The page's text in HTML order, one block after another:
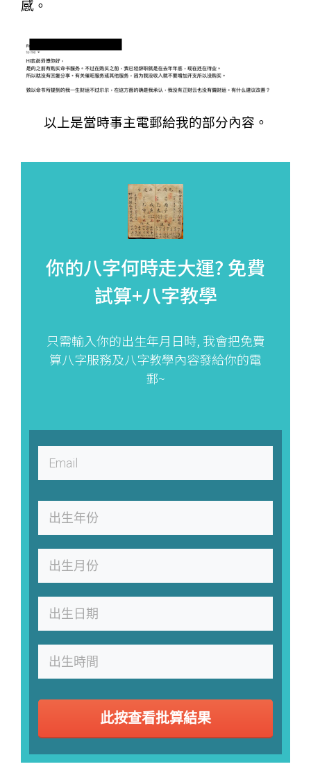
感。
以上是當時事主電郵給我的部分內容。
你的八字何時走大運? 免費
試算+八字教學
只需輸入你的出生年月日時, 我會把免費
算八字服務及八字教學內容發給你的電
郵~
此按查看批算結果